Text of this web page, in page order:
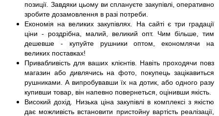
позиції. Завдяки цьому ви сплануєте закупівлі, оперативно
зробите дозамовлення в разі потреби.
Економія на великих закупівлях. На сайті є три градації
ціни - роздрібна, малий, великий опт. Чим більше, тим
дешевше - купуйте рушники оптом, економлячи на
великих поставках!
Привабливість для ваших клієнтів. Навіть проходячи повз
магазин або дивлячись на фото, покупець зацікавиться
рушниками. А випробувавши їх на дотик, або одного разу
купивши товар, він напевно повернеться, оцінивши якість.
Високий дохід. Низька ціна закупівлі в комплексі з якістю
дає можливість встановити пристойну вартість реалізації,